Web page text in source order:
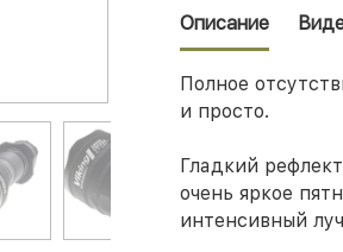
Описание
Полное
и просто.
Гладкий
очень яркое
интенсивный